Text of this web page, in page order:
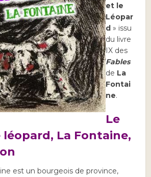
et le
Léopar
d » issu
du livre
IX des
Fables
de La
Fontai
ne.
Le
La Fontaine,
est un bourgeois de province,